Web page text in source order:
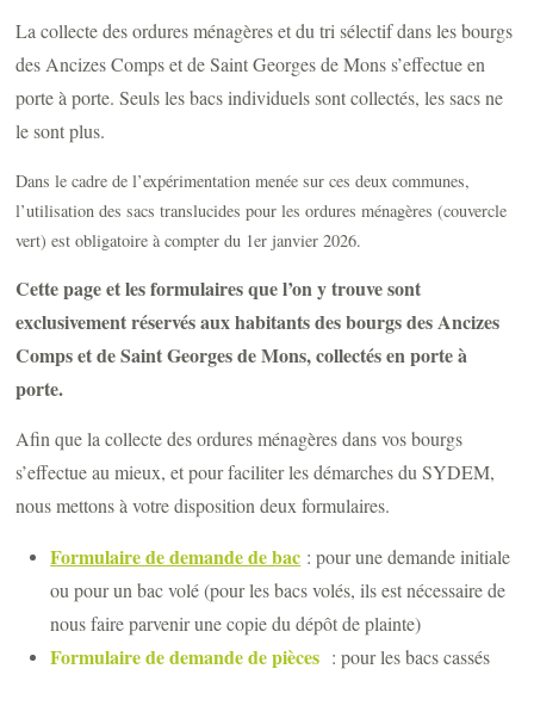
La collecte des ordures ménagères et du tri sélectif dans les bourgs
des Ancizes Comps et de Saint Georges de Mons s’effectue en
porte à porte. Seuls les bacs individuels sont collectés, les sacs ne
le sont plus.
Dans le cadre de l’expérimentation menée sur ces deux communes,
l’utilisation des sacs translucides pour les ordures ménagères (couvercle
vert) est obligatoire à compter du 1er janvier 2026.
Cette page et les formulaires que l’on y trouve sont
exclusivement réservés aux habitants des bourgs des Ancizes
Comps et de Saint Georges de Mons, collectés en porte à
porte.
Afin que la collecte des ordures ménagères dans vos bourgs
s’effectue au mieux, et pour faciliter les démarches du SYDEM,
nous mettons à votre disposition deux formulaires.​
Formulaire de demande de bac : pour une demande initiale
ou pour un bac volé (pour les bacs volés, ils est nécessaire de
nous faire parvenir une copie du dépôt de plainte)
Formulaire de demande de pièces : pour les bacs cassés